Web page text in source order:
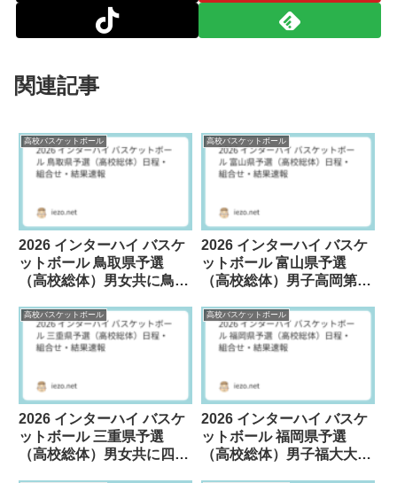
関連記事
高校バスケットボール
2026 インターハイ バスケ
ットボール 鳥取県予選
（高校総体）男女共に鳥取
高校バスケットボール
2026 インターハイ バスケ
ットボール 富山県予選
（高校総体）男子高岡第一
高校バスケットボール
2026 インターハイ バスケ
ットボール 三重県予選
（高校総体）男女共に四日
高校バスケットボール
2026 インターハイ バスケ
ットボール 福岡県予選
（高校総体）男子福大大濠